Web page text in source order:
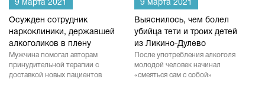
9 марта 2021
Осужден сотрудник
наркоклиники, державшей
алкоголиков в плену
Мужчина помогал авторам
принудительной терапии с
доставкой новых пациентов
9 марта 2021
Выяснилось, чем болел
убийца тети и троих детей
из Ликино-Дулево
После употребления алкоголя
молодой человек начинал
«смеяться сам с собой»